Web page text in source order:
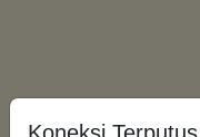
Koneksi Terputus